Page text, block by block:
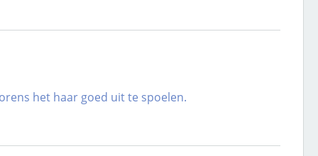
het haar goed uit te spoelen.